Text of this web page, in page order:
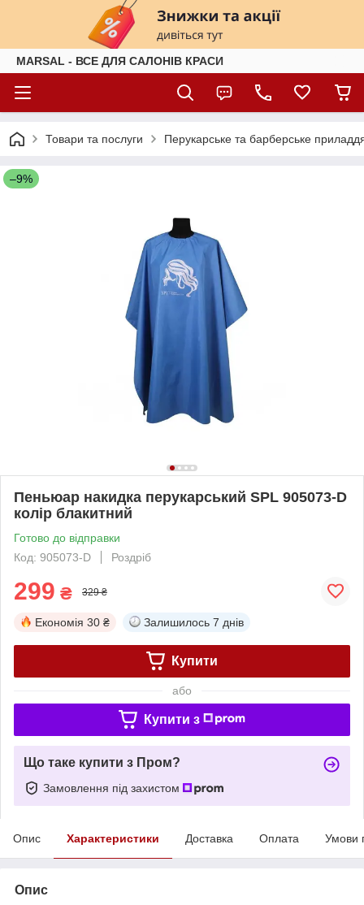
MARSAL - ВСЕ ДЛЯ САЛОНІВ КРАСИ
Товари та послуги Перукарське та барберське
–9%
Пеньюар накидка перукарський SPL 905073-D
колір блакитний
Готово до відправки
Код: 905073-D
Роздріб
299 ₴ 329 ₴
Економія 30 ₴ Залишилось 7 днів
Купити
або
Купити з
Що таке купити з Пром?
Замовлення під захистом
Опис Характеристики Доставка Оплата Умови
Опис